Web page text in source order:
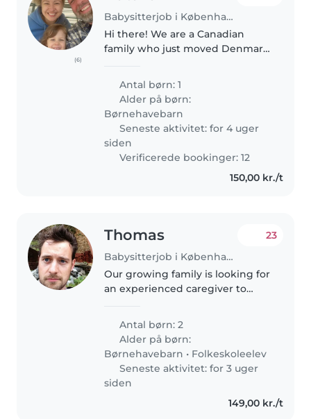
(6)
Babysitterjob i København
Hi there! We are a Canadian
family who just moved Denmark.
find a sitter/nanny who can help
us out for an occasional evening
out and/or every other
weekend..
Antal børn: 1
Alder på børn:
Børnehavebarn
Seneste aktivitet: for 4 uger
siden
Verificerede bookinger: 12
150,00 kr./t
Thomas
Babysitterjob i København
23
Our growing family is looking for
an experienced caregiver to
friendly children - a 6-year-old
preschooler( and a 8-year-old
grade schooler on occasion)...
Antal børn: 2
Alder på børn:
Børnehavebarn • Folkeskoleelev
Seneste aktivitet: for 3 uger
siden
149,00 kr./t